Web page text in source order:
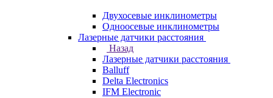
Двухосевые инклинометры
Одноосевые инклинометры
Лазерные датчики расстояния
Назад
Лазерные датчики расстояния
Balluff
Delta Electronics
IFM Electronic